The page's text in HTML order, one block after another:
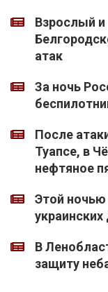
Взрослый
атак
За ночь
После
Туапсе, в
нефтяное
Этой
В
защиту